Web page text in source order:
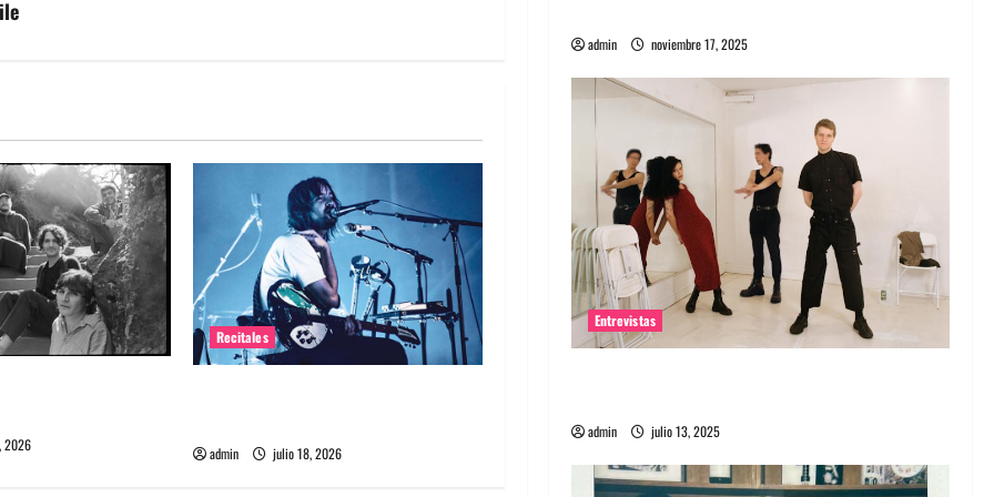
2026
Recitales
admin julio 18, 2026
admin noviembre 17, 2025
Entrevistas
admin julio 13, 2025